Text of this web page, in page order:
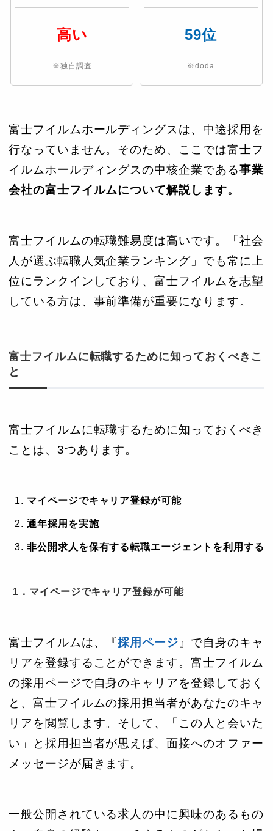
高い
※独自調査
59位
※doda
富士フイルムホールディングスは、中途採用を
行なっていません。そのため、ここでは富士フ
イルムホールディングスの中核企業である事業
会社の富士フイルムについて解説します。
富士フイルムの転職難易度は高いです。「社会
人が選ぶ転職人気企業ランキング」でも常に上
位にランクインしており、富士フイルムを志望
している方は、事前準備が重要になります。
富士フイルムに転職するために知っておくべきこ
と
富士フイルムに転職するために知っておくべき
ことは、3つあります。
マイページでキャリア登録が可能
通年採用を実施
非公開求人を保有する転職エージェントを利用する
1．マイページでキャリア登録が可能
富士フイルムは、『採用ページ 』で自身のキャ
リアを登録することができます。富士フイルム
の採用ページで自身のキャリアを登録しておく
と、富士フイルムの採用担当者があなたのキャ
リアを閲覧します。そして、「この人と会いた
い」と採用担当者が思えば、面接へのオファー
メッセージが届きます。
一般公開されている求人の中に興味のあるもの